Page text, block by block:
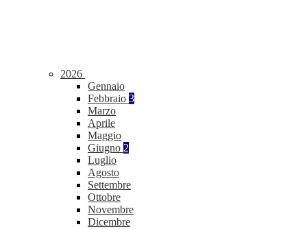
2026
Gennaio
Febbraio 3
Marzo
Aprile
Maggio
Giugno 2
Luglio
Agosto
Settembre
Ottobre
Novembre
Dicembre